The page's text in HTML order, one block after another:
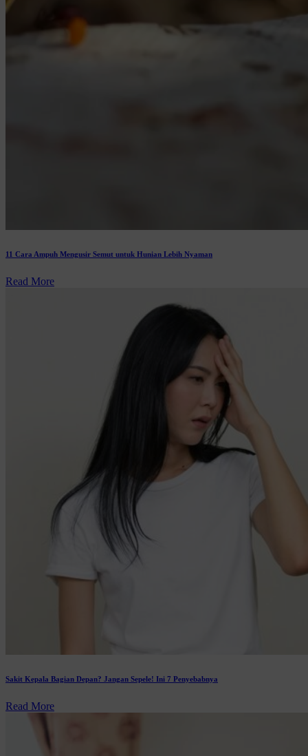
11 Cara Ampuh Mengusir Semut untuk Hunian Lebih Nyaman
Read More
Sakit Kepala Bagian Depan? Jangan Sepele! Ini 7 Penyebabnya
Read More